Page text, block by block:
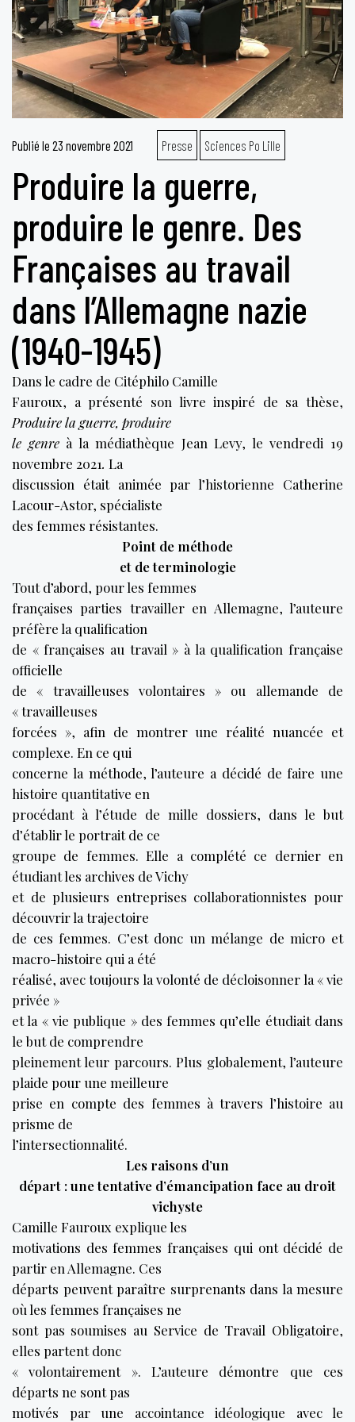
Publié le 23 novembre 2021 Presse Sciences Po Lille
Produire la guerre,
produire le genre. Des
Françaises au travail
dans l’Allemagne nazie
(1940-1945)
Dans le cadre de Citéphilo Camille
Fauroux, a présenté son livre inspiré de sa thèse,
Produire la guerre, produire
le genre à la médiathèque Jean Levy, le vendredi 19
novembre 2021. La
discussion était animée par l’historienne Catherine
Lacour-Astor, spécialiste
des femmes résistantes.
Point de méthode
et de terminologie
Tout d’abord, pour les femmes
françaises parties travailler en Allemagne, l’auteure
préfère la qualification
de « françaises au travail » à la qualification française
officielle
de « travailleuses volontaires » ou allemande de
« travailleuses
forcées », afin de montrer une réalité nuancée et
complexe. En ce qui
concerne la méthode, l’auteure a décidé de faire une
histoire quantitative en
procédant à l’étude de mille dossiers, dans le but
d’établir le portrait de ce
groupe de femmes. Elle a complété ce dernier en
étudiant les archives de Vichy
et de plusieurs entreprises collaborationnistes pour
découvrir la trajectoire
de ces femmes. C’est donc un mélange de micro et
macro-histoire qui a été
réalisé, avec toujours la volonté de décloisonner la « vie
privée »
et la « vie publique » des femmes qu’elle étudiait dans
le but de comprendre
pleinement leur parcours. Plus globalement, l’auteure
plaide pour une meilleure
prise en compte des femmes à travers l’histoire au
prisme de
l’intersectionnalité.
Les raisons d’un
départ : une tentative d’émancipation face au droit
vichyste
Camille Fauroux explique les
motivations des femmes françaises qui ont décidé de
partir en Allemagne. Ces
départs peuvent paraître surprenants dans la mesure
où les femmes françaises ne
sont pas soumises au Service de Travail Obligatoire,
elles partent donc
« volontairement ». L’auteure démontre que ces
départs ne sont pas
motivés par une accointance idéologique avec le